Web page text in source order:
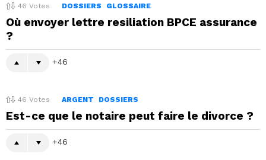
46 Votes DOSSIERS GLOSSAIRE
Où envoyer lettre resiliation BPCE assurance
?
46
46 Votes ARGENT DOSSIERS
Est-ce que le notaire peut faire le divorce ?
46